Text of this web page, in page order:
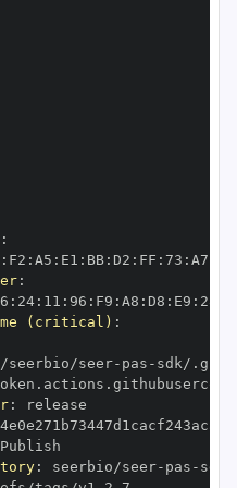
:
: F2 : A5 : E1 : BB: D2 : FF : 73 : A7
:
: 24: 11 : 96 : F9 : A8 : D8 : E9 : 28
(critical) :
seerbio/seer- pas -
:
: seerbio/seer- pas -